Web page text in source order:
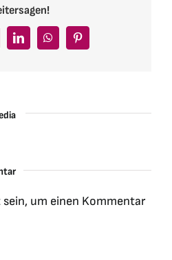
LinkedInWhatsAppPinterest
sein, um einen Kommentar